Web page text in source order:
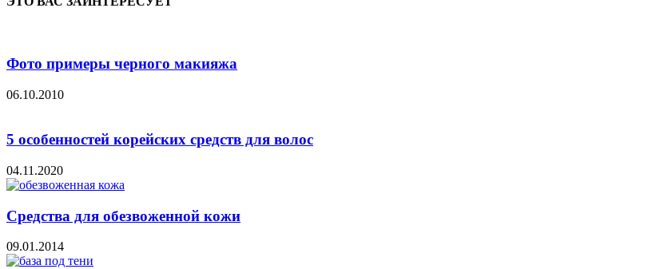
Фото примеры черного макияжа
06.10.2010
5 особенностей корейских средств для волос
04.11.2020
Средства для обезвоженной кожи
09.01.2014